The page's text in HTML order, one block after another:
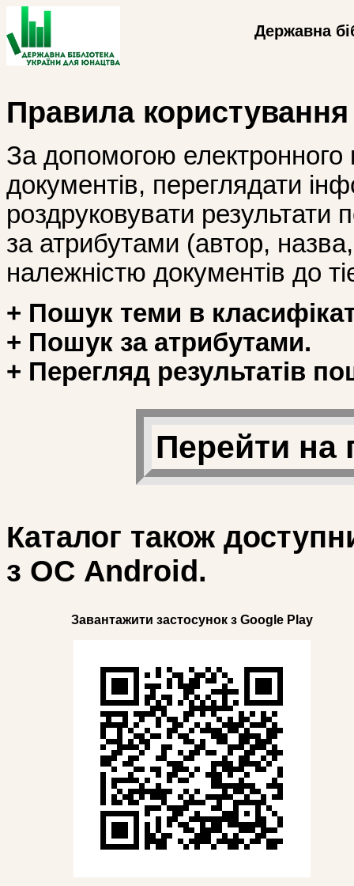
Державна
Правила
За допомогою
документів, переглядати
роздруковувати
за атрибутами (автор, назва,
належністю документів до
+ Пошук теми в
+ Пошук за атрибутами.
+ Перегляд результатів
Перейти на
Каталог також
з ОС Android.
Завантажити застосунок з Google Play